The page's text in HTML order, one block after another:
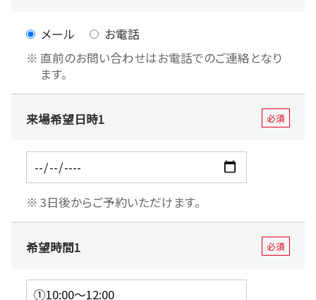
メール
お電話
直前のお問い合わせはお電話でのご連絡となり
ます。
来場希望日時1 必須
3日後からご予約いただけます。
希望時間1 必須